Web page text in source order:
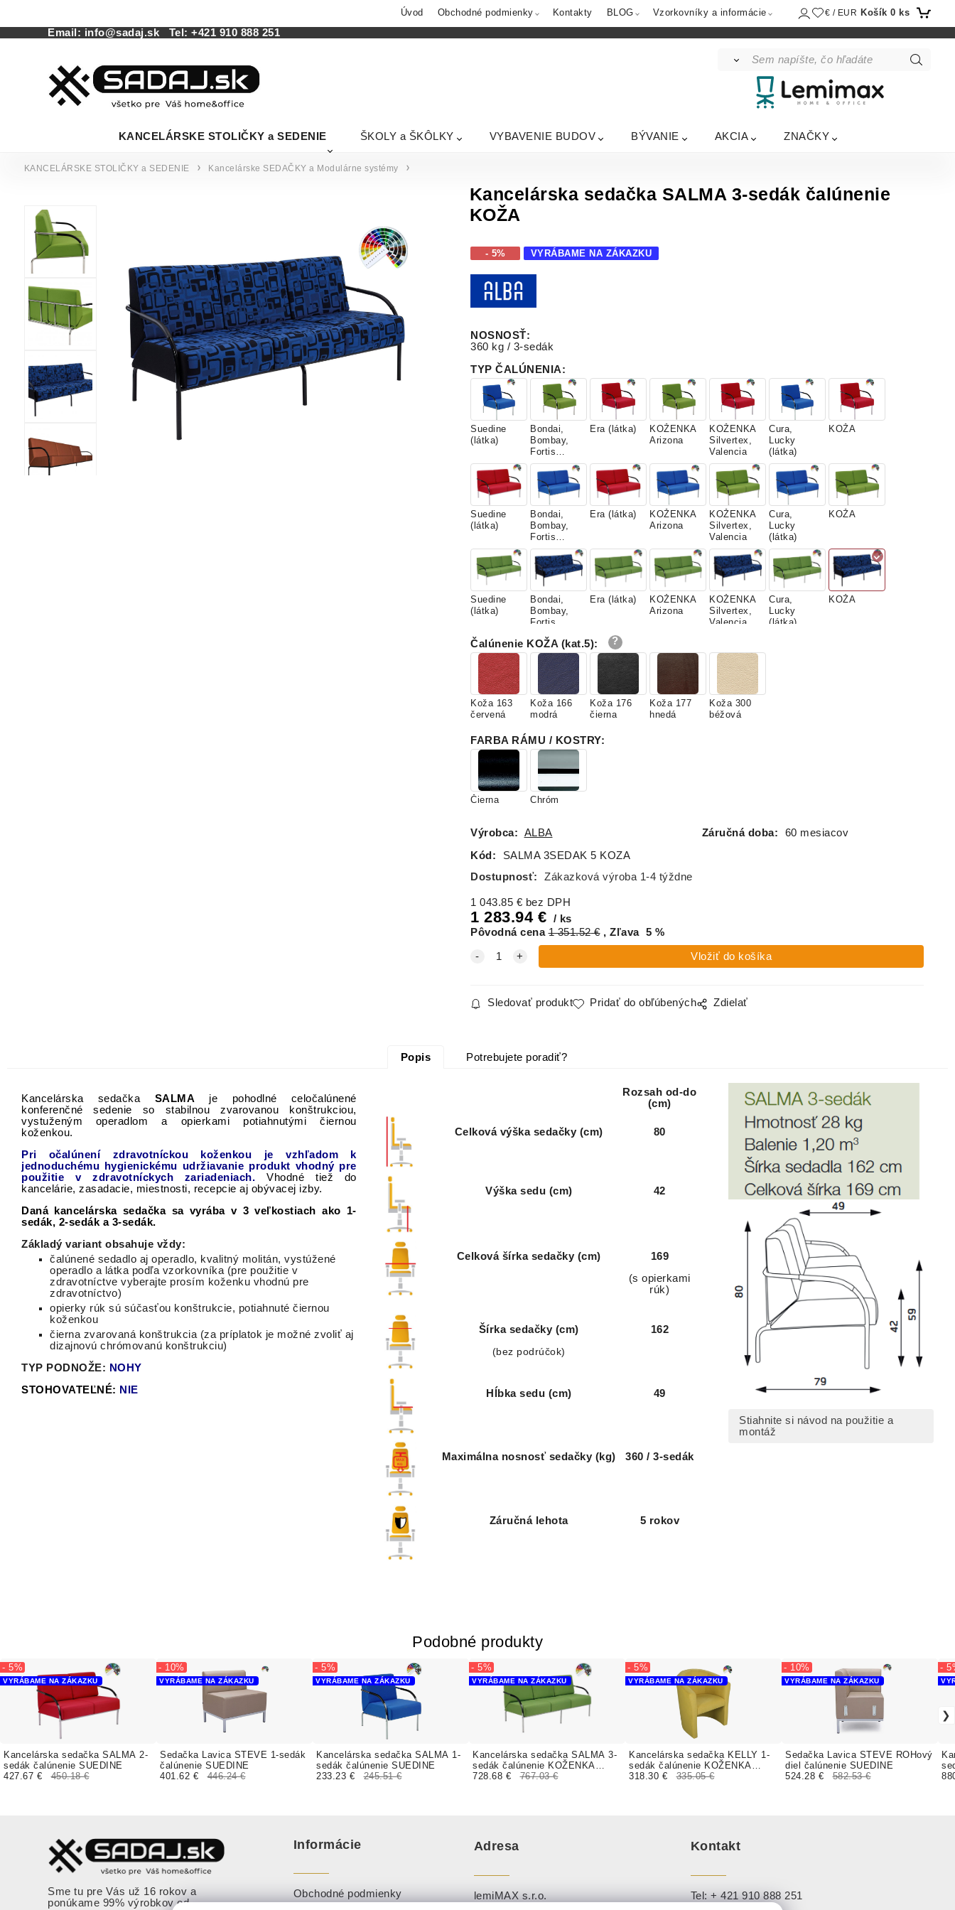
Úvod Obchodné podmienky Kontakty BLOG Vzorkovníky a informácie € / EUR Košík 0 ks
Email: info@sadaj.sk Tel:+421 910 888 251
KANCELÁRSKE STOLIČKY a SEDENIE ŠKOLY a ŠKÔLKY VYBAVENIE BUDOV BÝVANIE AKCIA ZNAČKY
KANCELÁRSKE STOLIČKY a SEDENIE Kancelárske SEDAČKY a Modulárne systémy
Kancelárska sedačka SALMA 3-sedák čalúnenie
KOŽA
- 5% VYRÁBAME NA ZÁKAZKU
NOSNOSŤ:
360 kg / 3-sedák
TYP ČALÚNENIA:
Suedine
(látka)
Bondai,
Bombay,
Fortis
(látky)
Era (látka)
KOŽENKA
Arizona
KOŽENKA
Silvertex,
Valencia
Cura,
Lucky
(látka)
KOŽA
Suedine
(látka)
Bondai,
Bombay,
Fortis
(látky)
Era (látka)
KOŽENKA
Arizona
KOŽENKA
Silvertex,
Valencia
Cura,
Lucky
(látka)
KOŽA
Suedine
(látka)
Bondai,
Bombay,
Fortis
Era (látka)
KOŽENKA
Arizona
KOŽENKA
Silvertex,
Valencia
Cura,
Lucky
(látka)
KOŽA
Čalúnenie KOŽA (kat.5):
Koža 163
červená
Koža 166
modrá
Koža 176
čierna
Koža 177
hnedá
Koža 300
béžová
FARBA RÁMU / KOSTRY:
Čierna Chróm
Výrobca: ALBA Záručná doba:
60 mesiacov
Kód:
SALMA 3SEDAK 5 KOZA
Dostupnosť:
Zákazková výroba 1-4 týždne
1 043.85 € bez DPH
1 283.94€
ks
Pôvodná cena 1 351.52€ Zľava 5 %
Sledovať produkt Pridať do obľúbených Zdielať
Popis Potrebujete poradiť?
Kancelárska sedačka SALMA je pohodlné
celočalúnené
konferenčné
sedenie so stabilnou zvarovanou konštrukciou,
vystuženým
operadlom a opierkami potiahnutými čiernou
koženkou.
Pri
očalúnení zdravotníckou koženkou je vzhľadom
k
jednoduchému
hygienickému udržiavanie produkt vhodný pre
použitie
v zdravotníckych zariadeniach. Vhodné tiež
do
kancelárie, zasadacie, miestnosti, recepcie aj obývacej izby.
Daná kancelárska sedačka sa vyrába v 3 veľkostiach ako 1-
sedák, 2-sedák a 3-sedák.
Základý variant obsahuje vždy:
čalúnené sedadlo aj operadlo, kvalitný molitán, vystúžené
operadlo a látka podľa vzorkovníka (pre použitie v
zdravotníctve vyberajte prosím koženku vhodnú pre
zdravotníctvo)
opierky rúk sú súčasťou konštrukcie, potiahnuté čiernou
koženkou
čierna zvarovaná konštrukcia (za príplatok je možné zvoliť aj
dizajnovú chrómovanú konštrukciu)
TYP PODNOŽE: NOHY
STOHOVATEĽNÉ: NIE
Rozsah od-do
(cm)
Celková výška sedačky (cm) 80
Výška sedu (cm) 42
Celková šírka sedačky (cm)
169
(s opierkami
rúk)
Šírka sedačky (cm)
(bez podrúčok)
162
Hĺbka sedu (cm) 49
Maximálna nosnosť sedačky (kg) 360 / 3-sedák
Záručná lehota 5 rokov
Stiahnite si návod na použitie a
montáž
Podobné produkty
Kancelárska sedačka SALMA 2-
sedák čalúnenie SUEDINE
VYRÁBAME NA ZÁKAZKU
- 5%
427.67 € 450.18 €
Sedačka Lavica STEVE 1-sedák
čalúnenie SUEDINE
VYRÁBAME NA ZÁKAZKU
- 10%
401.62 € 446.24 €
Kancelárska sedačka SALMA 1-
sedák čalúnenie SUEDINE
VYRÁBAME NA ZÁKAZKU
- 5%
233.23 € 245.51 €
Kancelárska sedačka SALMA 3-
sedák čalúnenie KOŽENKA
Arizona
VYRÁBAME NA ZÁKAZKU
- 5%
728.68 € 767.03 €
Kancelárska sedačka KELLY 1-
sedák čalúnenie KOŽENKA
Valencia, Silvertex
VYRÁBAME NA ZÁKAZKU
- 5%
318.30 € 335.05 €
Sedačka Lavica STEVE ROHový
diel čalúnenie SUEDINE
VYRÁBAME NA ZÁKAZKU
- 10%
524.28 € 582.53 €
-
Sme tu pre Vás už 16 rokov a
ponúkame 99% výrobkov od
Informácie
Obchodné podmienky
Adresa
lemiMAX s.r.o.
Kontakt
Tel:+ 421 910 888 251